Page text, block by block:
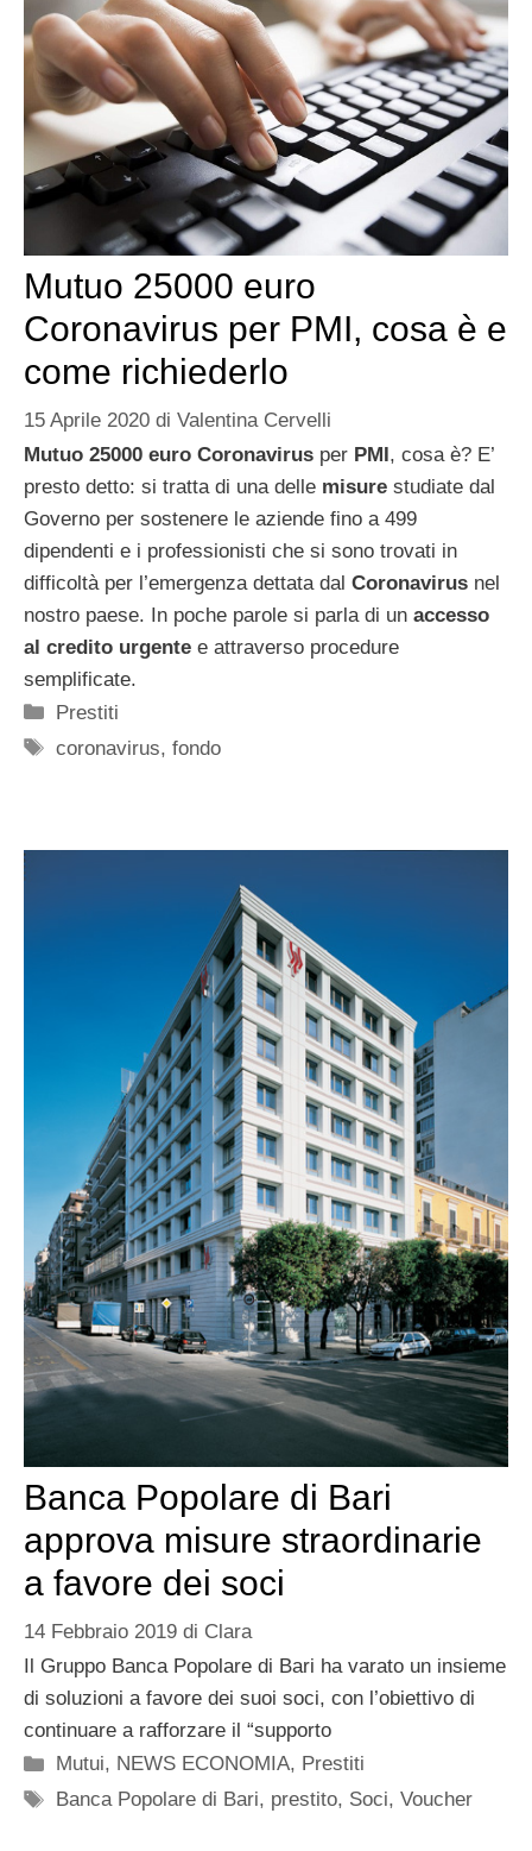
Mutuo 25000 euro
Coronavirus per PMI, cosa è e
come richiederlo
15 Aprile 2020 di Valentina Cervelli
Mutuo 25000 euro Coronavirus per PMI , cosa è? E’
presto detto: si tratta di una delle misure studiate dal
Governo per sostenere le aziende fino a 499
dipendenti e i professionisti che si sono trovati in
difficoltà per l’emergenza dettata dal Coronavirus nel
nostro paese. In poche parole si parla di un accesso
al credito urgente e attraverso procedure
semplificate.
Categorie
Prestiti
Tag
coronavirus,fondo
Banca Popolare di Bari
approva misure straordinarie
a favore dei soci
14 Febbraio 2019 di Clara
Il Gruppo Banca Popolare di Bari ha varato un insieme
di soluzioni a favore dei suoi soci, con l’obiettivo di
continuare a rafforzare il “supporto
Categorie
Mutui, NEWS ECONOMIA, Prestiti
Tag
Banca Popolare di Bari, prestito, Soci,Voucher